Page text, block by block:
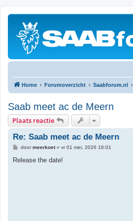
Home Forumoverzicht Saabforum.nl
Saab meet ac de Meern
Plaats reactie
Re: Saab meet ac de Meern
B
r
doormeerkoet» vr 01 mei, 2026 16:01
Release the date!